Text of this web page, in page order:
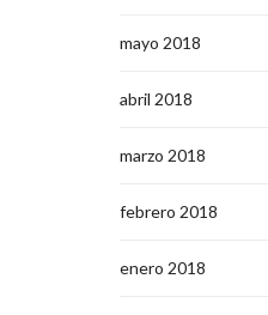
mayo 2018
abril 2018
marzo 2018
febrero 2018
enero 2018